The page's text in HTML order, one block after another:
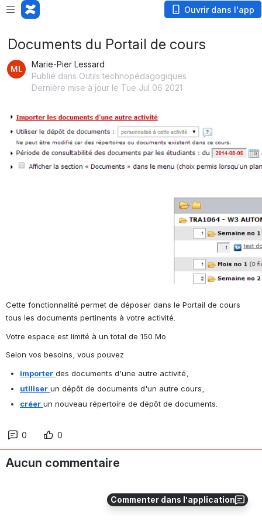
Ouvrir dans l'app
Commenter dans l’application
Documents du Portail de cours
Marie-Pier Lessard
Publié dans Outils technopédagogiques
Dernière mise à jour le Tue Jul 06 2021
Ouvrir
Cette fonctionnalité permet de déposer dans le Portail de cours
tous les documents pertinents à votre activité.
Votre espace est limité à un total de 150 Mo.
Selon vos besoins, vous pouvez
importer des documents d'une autre activité,
utiliser un dépôt de documents d'un autre cours,
créer un nouveau répertoire de dépôt de documents.
0 0
Aucun commentaire